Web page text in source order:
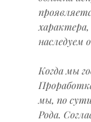
наследуем
Когда мы
мы, по
Рода.